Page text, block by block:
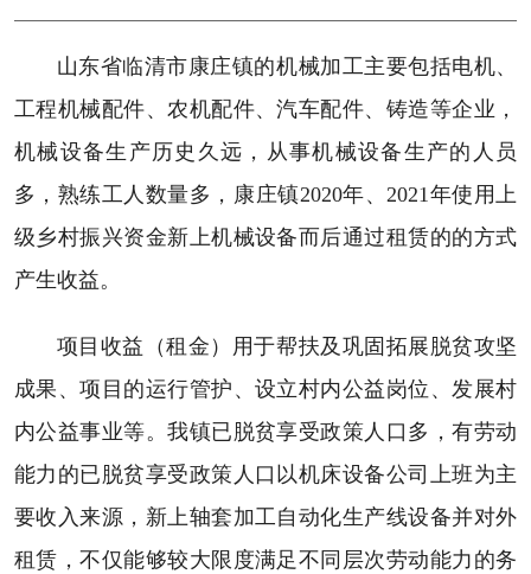
山东省临清市康庄镇的机械加工主要包括电机、
工程机械配件、农机配件、汽车配件、铸造等企业，
机械设备生产历史久远，从事机械设备生产的人员
多，熟练工人数量多，康庄镇2020年、2021年使用上
级乡村振兴资金新上机械设备而后通过租赁的的方式
产生收益。
项目收益（租金）用于帮扶及巩固拓展脱贫攻坚
成果、项目的运行管护、设立村内公益岗位、发展村
内公益事业等。我镇已脱贫享受政策人口多，有劳动
能力的已脱贫享受政策人口以机床设备公司上班为主
要收入来源，新上轴套加工自动化生产线设备并对外
租赁，不仅能够较大限度满足不同层次劳动能力的务